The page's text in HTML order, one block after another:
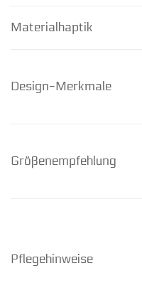
Materialhaptik
Design-Merkmale
Größenempfehlung
Pflegehinweise